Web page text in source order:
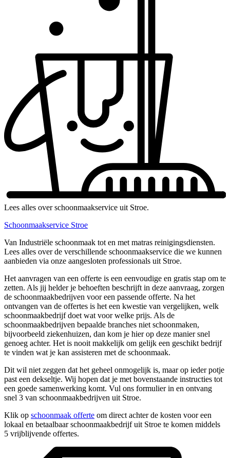
Lees alles over schoonmaakservice uit Stroe.
Schoonmaakservice Stroe
Van Industriële schoonmaak tot en met matras reinigingsdiensten.
Lees alles over de verschillende schoonmaakservice die we kunnen
aanbieden via onze aangesloten professionals uit Stroe.
Het aanvragen van een offerte is een eenvoudige en gratis stap om te
zetten. Als jij helder je behoeften beschrijft in deze aanvraag, zorgen
de schoonmaakbedrijven voor een passende offerte. Na het
ontvangen van de offertes is het een kwestie van vergelijken, welk
schoonmaakbedrijf doet wat voor welke prijs. Als de
schoonmaakbedrijven bepaalde branches niet schoonmaken,
bijvoorbeeld ziekenhuizen, dan kom je hier op deze manier snel
genoeg achter. Het is nooit makkelijk om gelijk een geschikt bedrijf
te vinden wat je kan assisteren met de schoonmaak.
Dit wil niet zeggen dat het geheel onmogelijk is, maar op ieder potje
past een dekseltje. Wij hopen dat je met bovenstaande instructies tot
een goede samenwerking komt. Vul ons formulier in en ontvang
snel 3 van schoonmaakbedrijven uit Stroe.
Klik op schoonmaak offerte om direct achter de kosten voor een
lokaal en betaalbaar schoonmaakbedrijf uit Stroe te komen middels
5 vrijblijvende offertes.